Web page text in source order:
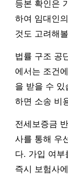
등본 확인은
하여 임대인
것도 고려해
법률 구조 공
에서는 조건
을 받을 수 있
하면 소송 비
전세보증금
사를 통해 우
다. 가입 여부
즉시 보험사